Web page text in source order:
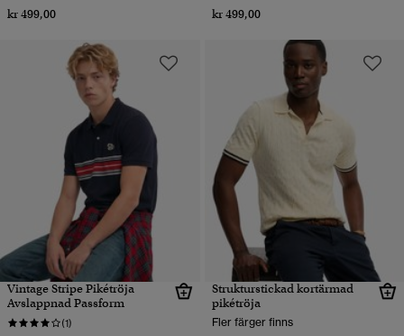
kr 499,00 kr 499,00
Vintage Stripe Pikétröja
Avslappnad Passform
(1)
Strukturstickad kortärmad
pikétröja
Fler färger finns